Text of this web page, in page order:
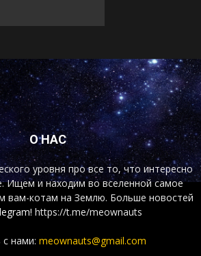
О НАС
уровня про все то, что интересно
Ищем и находим во вселенной самое
вам-котам на Землю. Больше новостей
https://t.me/meownauts
нами: meownauts@gmail.com